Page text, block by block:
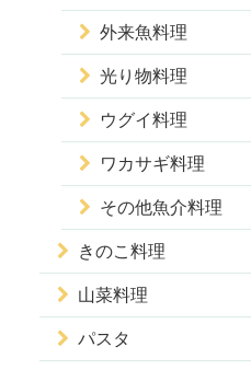
外来魚料理
光り物料理
ウグイ料理
ワカサギ料理
その他魚介料理
きのこ料理
山菜料理
パスタ